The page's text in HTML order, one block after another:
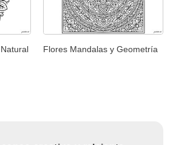
Flores Mandalas y Geometría